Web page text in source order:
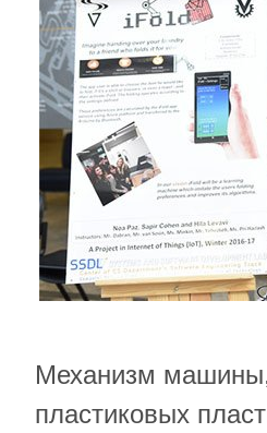
Механизм машины,
пластиковых